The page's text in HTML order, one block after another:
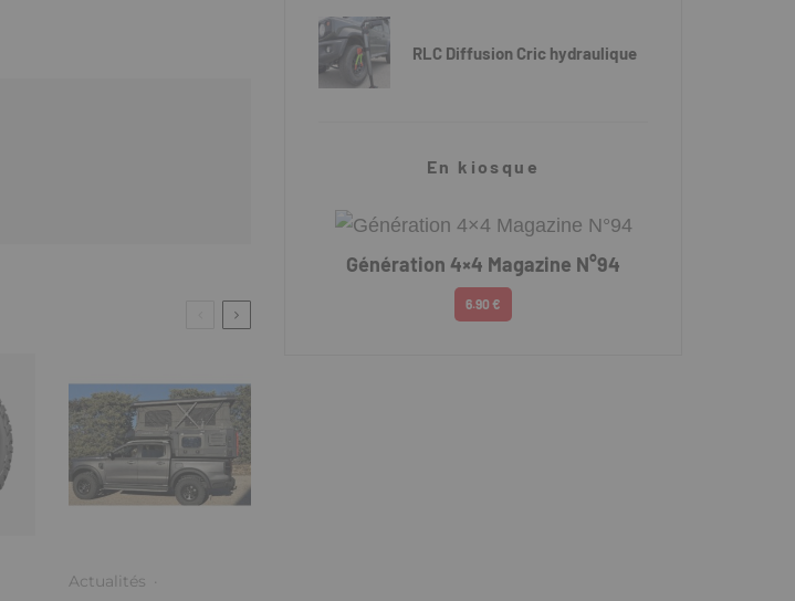
Actualités ·
RLC Diffusion Cric hydraulique
En kiosque
Génération 4×4 Magazine N°94
6.90 €